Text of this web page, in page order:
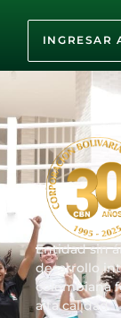
INGRESAR
Entidad sin
desarrollo
colombiana
alta calidad.